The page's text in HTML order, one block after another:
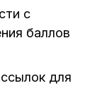
с
баллов
для